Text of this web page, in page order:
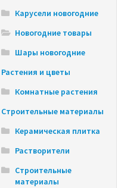
Карусели новогодние
Новогодние товары
Шары новогодние
Растения и цветы
Комнатные растения
Строительные материалы
Керамическая плитка
Растворители
Строительные
материалы